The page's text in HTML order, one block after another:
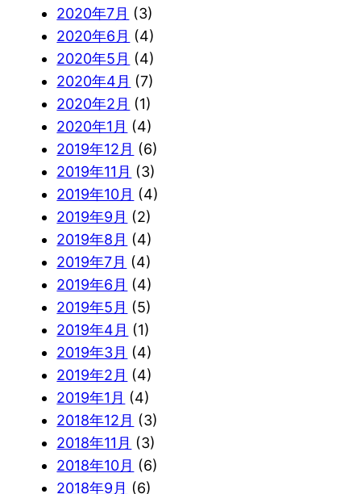
2020年7月 (3)
2020年6月 (4)
2020年5月 (4)
2020年4月 (7)
2020年2月 (1)
2020年1月 (4)
2019年12月 (6)
2019年11月 (3)
2019年10月 (4)
2019年9月 (2)
2019年8月 (4)
2019年7月 (4)
2019年6月 (4)
2019年5月 (5)
2019年4月 (1)
2019年3月 (4)
2019年2月 (4)
2019年1月 (4)
2018年12月 (3)
2018年11月 (3)
2018年10月 (6)
2018年9月 (6)